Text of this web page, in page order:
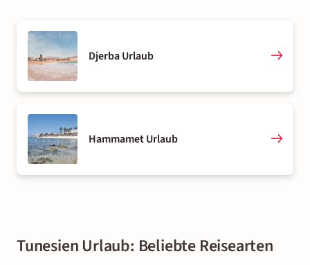
Djerba Urlaub
Hammamet Urlaub
Tunesien Urlaub: Beliebte Reisearten